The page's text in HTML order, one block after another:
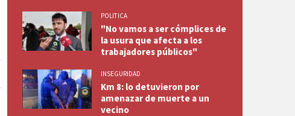
POLITICA
"No vamos a ser cómplices de
la usura que afecta a los
trabajadores públicos"
INSEGURIDAD
Km 8: lo detuvieron por
amenazar de muerte a un
vecino